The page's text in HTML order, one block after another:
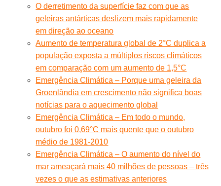
O derretimento da superfície faz com que as
geleiras antárticas deslizem mais rapidamente
em direção ao oceano
Aumento de temperatura global de 2°C duplica a
população exposta a múltiplos riscos climáticos
em comparação com um aumento de 1,5°C
Emergência Climática – Porque uma geleira da
Groenlândia em crescimento não significa boas
notícias para o aquecimento global
Emergência Climática – Em todo o mundo,
outubro foi 0,69°C mais quente que o outubro
médio de 1981-2010
Emergência Climática – O aumento do nível do
mar ameaçará mais 40 milhões de pessoas – três
vezes o que as estimativas anteriores